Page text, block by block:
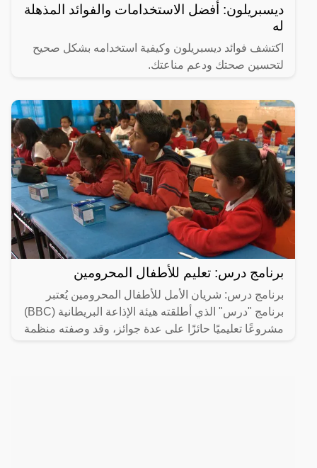
ديسبريلون: أفضل الاستخدامات والفوائد المذهلة
له
اكتشف فوائد ديسبريلون وكيفية استخدامه بشكل صحيح
لتحسين صحتك ودعم مناعتك.
برنامج درس: تعليم للأطفال المحرومين
برنامج درس: شريان الأمل للأطفال المحرومين يُعتبر
برنامج "درس" الذي أطلقته هيئة الإذاعة البريطانية (BBC)
مشروعًا تعليميًا حائزًا على عدة جوائز، وقد وصفته منظمة